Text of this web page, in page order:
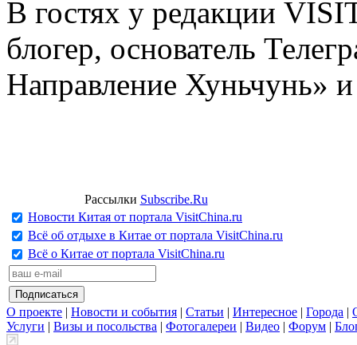
В гостях у редакции
блогер, основатель
Направление Хуньчунь»
Рассылки Subscribe.Ru
Новости Китая от портала VisitChina.ru
Всё об отдыхе в Китае от портала VisitChina.ru
Всё о Китае от портала VisitChina.ru
О проекте | Новости и события | Статьи | Интересное | Города |
Услуги | Визы и посольства | Фотогалереи | Видео | Форум |